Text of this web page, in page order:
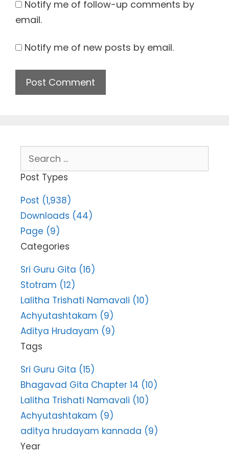
Notify me of follow-up comments by
email.
Notify me of new posts by email.
for:
Post Types
Post (1,938)
Downloads (44)
Page (9)
Categories
Sri Guru Gita (16)
Stotram (12)
Lalitha Trishati Namavali (10)
Achyutashtakam (9)
Aditya Hrudayam (9)
Tags
Sri Guru Gita (15)
Bhagavad Gita Chapter 14 (10)
Lalitha Trishati Namavali (10)
Achyutashtakam (9)
aditya hrudayam kannada (9)
Year